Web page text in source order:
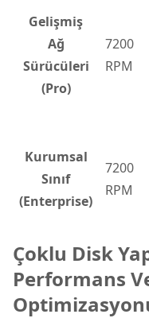
Gelişmiş
Ağ
Sürücüleri
(Pro)
7200
RPM
Kurumsal
Sınıf
(Enterprise)
7200
RPM
Çoklu Disk
Performans